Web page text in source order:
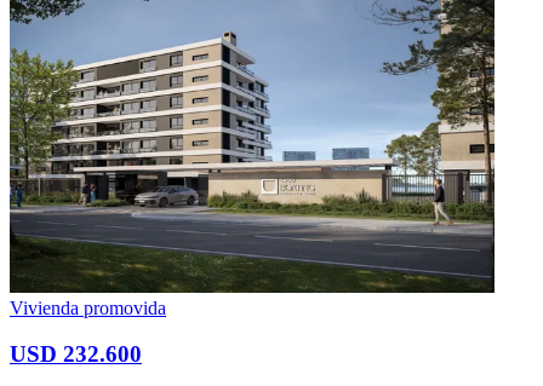
Vivienda promovida
USD 232.600